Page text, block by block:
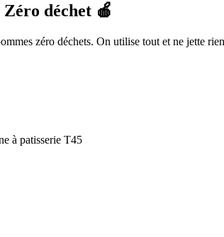
déchet 🍎
zéro déchets. On utilise tout et ne jette
à patisserie T45